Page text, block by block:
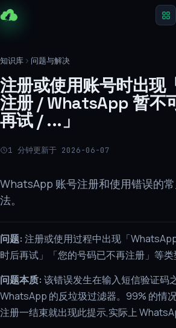
知识库 问题与解决
注册或使用账号时出现
注册 / WhatsApp 暂不
再试 / ...」
1 分钟更新于 2026-06-07
WhatsApp 账号注册和使用错误的
法。
问题: 注册或使用过程中出现「
时后再试」「您的号码已不再注册」等类
问题本质: 该错误发生在输入短信验证码
WhatsApp 的反垃圾过滤器。99% 的情
注册一结束就出现此提示,实际上